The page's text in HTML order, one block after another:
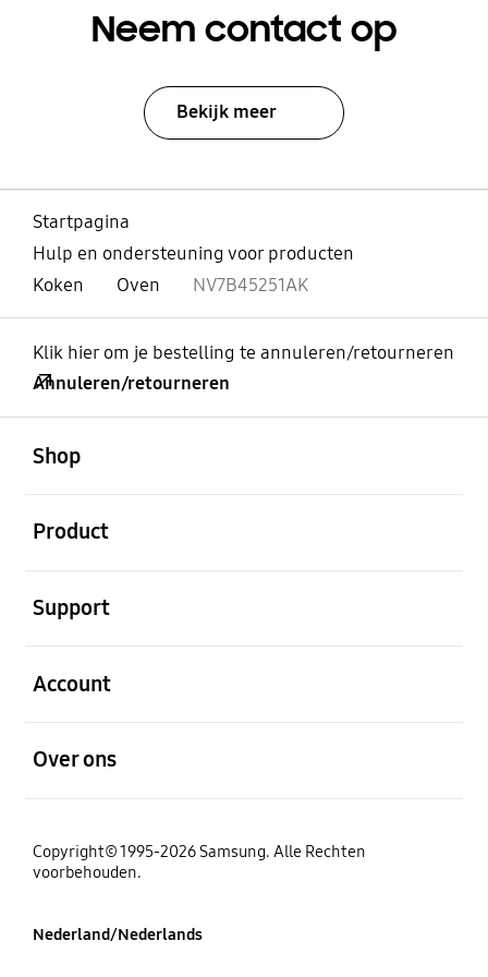
Neem contact op
Bekijk meer
Startpagina
Hulp en ondersteuning voor producten
Koken
Oven NV7B45251AK
Klik hier om je bestelling te annuleren/retourneren
Annuleren/retourneren
Shop
Product
Support
Account
Over ons
Copyright© 1995-2026 Samsung. Alle Rechten
voorbehouden.
Nederland/Nederlands